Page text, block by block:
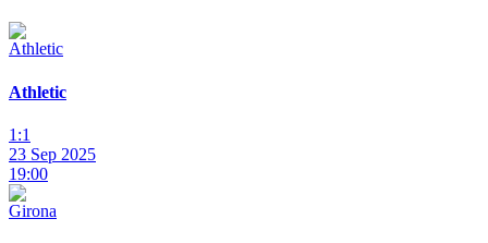
Athletic
1:1
23 Sep 2025
19:00